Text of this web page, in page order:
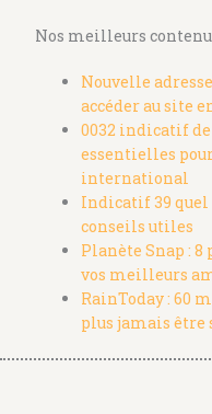
Nos meilleurs
Nouvelle
accéder au site
0032 indicatif de
essentielles
international
Indicatif 39 quel
conseils utiles
Planète Snap :
vos meilleurs
RainToday : 60
plus jamais être